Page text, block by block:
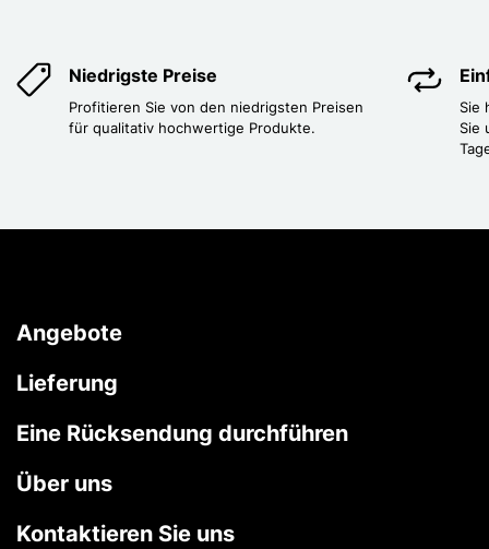
Niedrigste Preise
Profitieren Sie von den niedrigsten Preisen
für qualitativ hochwertige Produkte.
Sie
Sie
Angebote
Lieferung
Eine Rücksendung durchführen
Über uns
Kontaktieren Sie uns